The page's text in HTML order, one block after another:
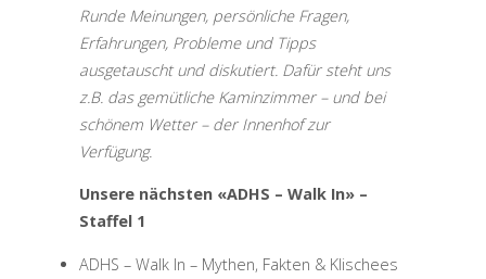
Runde Meinungen, persönliche Fragen,
Erfahrungen, Probleme und Tipps
ausgetauscht und diskutiert. Dafür steht uns
z.B. das gemütliche Kaminzimmer – und bei
schönem Wetter – der Innenhof zur
Verfügung.
Unsere nächsten «ADHS – Walk In» –
Staffel 1
ADHS – Walk In – Mythen, Fakten & Klischees